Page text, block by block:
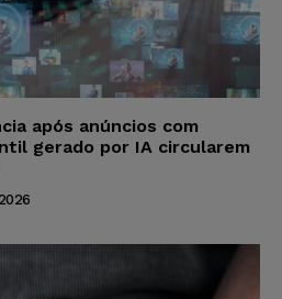
após anúncios com
gerado por IA circularem